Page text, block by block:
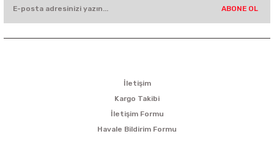
ABONE OL
İletişim
Kargo Takibi
İletişim Formu
Havale Bildirim Formu